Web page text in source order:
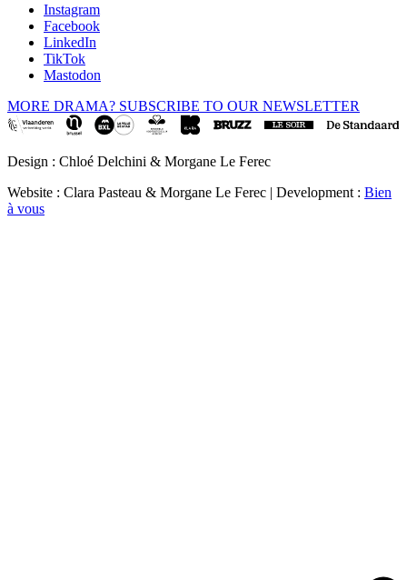
Instagram
Facebook
LinkedIn
TikTok
Mastodon
MORE DRAMA? SUBSCRIBE TO OUR NEWSLETTER
Design : Chloé Delchini & Morgane Le Ferec
Website : Clara Pasteau & Morgane Le Ferec | Development : Bien
à vous